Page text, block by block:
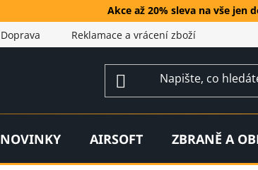
Akce až 20% sleva na vše jen
Doprava Reklamace a vrácení zboží
NOVINKY AIRSOFT ZBRANĚ A